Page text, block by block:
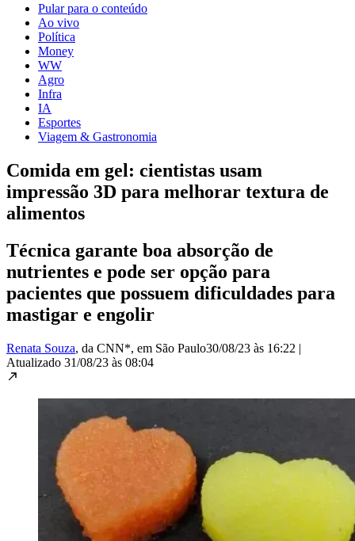
Pular para o conteúdo
Ao vivo
Política
Money
WW
Agro
Infra
IA
Esportes
Viagem & Gastronomia
Comida em gel: cientistas usam
impressão 3D para melhorar textura de
alimentos
Técnica garante boa absorção de
nutrientes e pode ser opção para
pacientes que possuem dificuldades para
mastigar e engolir
Renata Souza, da CNN*, em São Paulo30/08/23 às 16:22 |
Atualizado 31/08/23 às 08:04